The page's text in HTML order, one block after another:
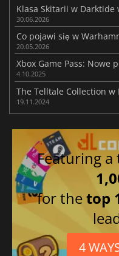
30.06.2026
Co pojawi się w
20.05.2026
4.10.2025
19.11.2024
Featuring
for thetop
4